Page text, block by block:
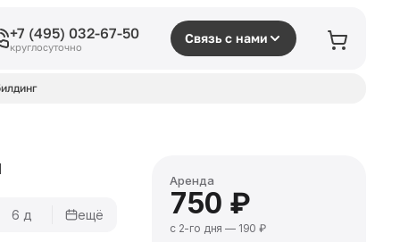
+7 (495) 032-67-50
круглосуточно
Связь с нами
6 д
ещё
Аренда
750 ₽
с 2-го дня — 190 ₽